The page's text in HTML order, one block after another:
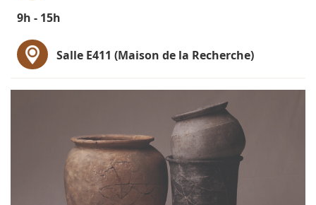
9h - 15h
Salle E411 (Maison de la Recherche)